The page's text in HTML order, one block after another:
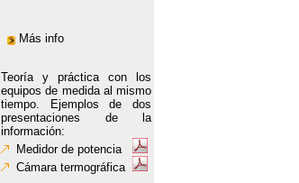
Más info
Teoría y práctica con los
equipos de medida al mismo
tiempo. Ejemplos de dos
presentaciones de la
información:
Medidor de potencia
Cámara termográfica